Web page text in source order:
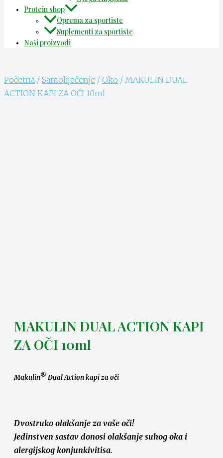
Protein shop
Oprema za sportiste
Suplementi za sportiste
Naši proizvodi
Početna / Samoliječenje / Oko / MAKULIN DUAL
ACTION KAPI ZA OČI 10ml
MAKULIN DUAL ACTION KAPI
ZA OČI 10ml
Makulin® Dual Action kapi za oči
Dvostruko olakšanje za vaše oči!
Jedinstven sastav donosi olakšanje suhog oka i
alergijskog konjunkivitisa.